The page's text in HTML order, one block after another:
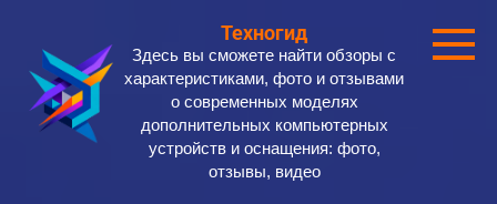
контенту
Техногид
Здесь вы сможете найти обзоры с
характеристиками, фото и отзывами
о современных моделях
дополнительных компьютерных
устройств и оснащения: фото,
отзывы, видео